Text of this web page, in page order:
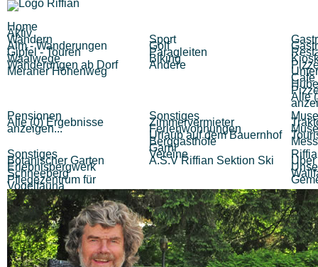
Home
Aktiv
Wandern
Alm - Wanderungen
Gipfel - Touren
Waalwege
Wanderungen ab Dorf
Meraner Höhenweg
Sport
Golf
Paragleiten
Biking
Andere
Cafe
Alle
Pensionen
Alle (0) Ergebnisse
anzeigen...
Sonstiges
Zimmervermieter
Ferienwohnungen
Urlaub auf dem Bauernhof
Berggasthöfe
Garni
Sonstiges
Botanischer Garten
Erlebnisbergwerk
Schneeberg
Pflegezentrum für
Vogelfauna
Vereine
A.S.V Riffian Sektion Ski